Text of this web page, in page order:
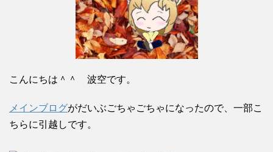
こんにちは＾＾ 波空です。
メインブログがだいぶごちゃごちゃになったので、一部こ
ちらに引越しです。